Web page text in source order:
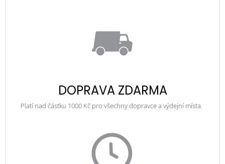
DOPRAVA ZDARMA
Platí nad částku 1000 Kč pro všechny dopravce a výdejní místa.